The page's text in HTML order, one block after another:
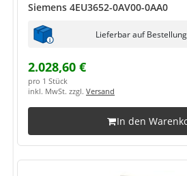
Siemens 4EU3652-0AV00-0AA0
Lieferbar auf
2.028,60 €
pro 1 Stück
inkl. MwSt. zzgl. Versand
In den